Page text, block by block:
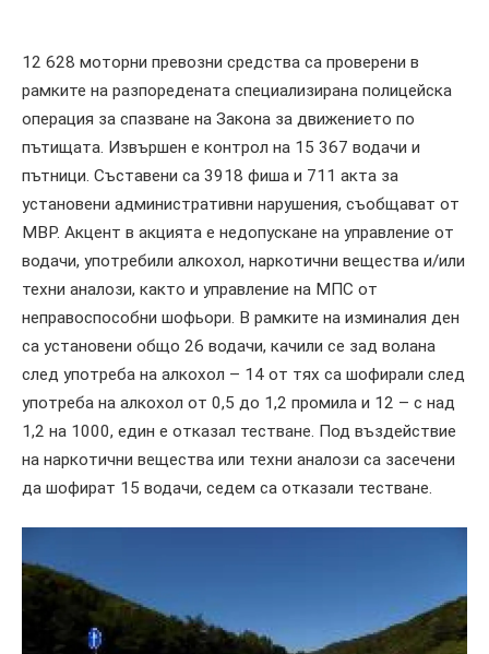
12 628 моторни превозни средства са проверени в
рамките на разпоредената специализирана полицейска
операция за спазване на Закона за движението по
пътищата. Извършен е контрол на 15 367 водачи и
пътници. Съставени са 3918 фиша и 711 акта за
установени административни нарушения, съобщават от
МВР. Акцент в акцията е недопускане на управление от
водачи, употребили алкохол, наркотични вещества и/или
техни аналози, както и управление на МПС от
неправоспособни шофьори. В рамките на изминалия ден
са установени общо 26 водачи, качили се зад волана
след употреба на алкохол – 14 от тях са шофирали след
употреба на алкохол от 0,5 до 1,2 промила и 12 – с над
1,2 на 1000, един е отказал тестване. Под въздействие
на наркотични вещества или техни аналози са засечени
да шофират 15 водачи, седем са отказали тестване.